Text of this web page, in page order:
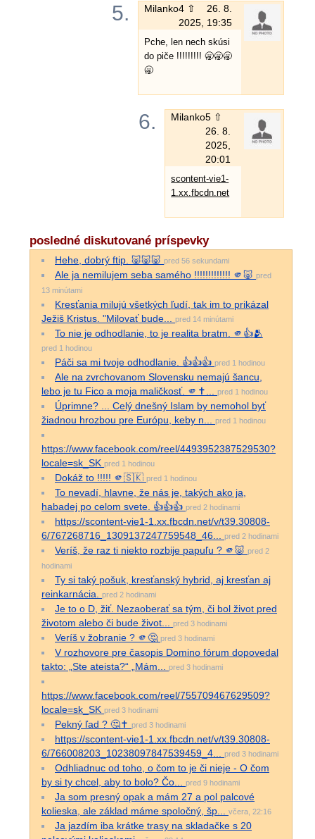
5. Milanko4 ⇧
26. 8.
2025, 19:35
Pche, len nech skúsi
do piče !!!!!!!!! 🥱🥱🥱
🥱
6. Milanko5 ⇧
26. 8.
2025,
20:01
scontent-vie1-
1.xx.fbcdn.net
posledné diskutované príspevky
Hehe, dobrý ftip. 🐷🐷🐷 pred 56 sekundami
Ale ja nemilujem seba samého !!!!!!!!!!!!! 🫵🐷 pred
13 minútami
Kresťania milujú všetkých ľudí, tak im to prikázal
Ježiš Kristus. "Milovať bude...
pred 14 minútami
To nie je odhodlanie, to je realita bratm. 🫵👍🫂
pred 1 hodinou
Páči sa mi tvoje odhodlanie. 👍👍👍 pred 1 hodinou
Ale na zvrchovanom Slovensku nemajú šancu,
lebo je tu Fico a moja maličkosť. 🫵✝...
pred 1 hodinou
Úprimne? ... Celý dnešný Islam by nemohol byť
žiadnou hrozbou pre Európu, keby n...
pred 1 hodinou
https://www.facebook.com/reel/4493952387529530?
locale=sk_SK pred 1 hodinou
Dokáž to !!!!! 🫵🇸🇰 pred 1 hodinou
To nevadí, hlavne, že nás je, takých ako ja,
habadej po celom svete. 👍👍👍 pred 2 hodinami
https://scontent-vie1-1.xx.fbcdn.net/v/t39.30808-
6/767268716_1309137247759548_46...
pred 2 hodinami
Veríš, že raz ti niekto rozbije papuľu ? 🫵🐷 pred 2
hodinami
Ty si taký pošuk, kresťanský hybrid, aj kresťan aj
reinkarnácia.
pred 2 hodinami
Je to o D, žiť. Nezaoberať sa tým, či bol život pred
životom alebo či bude život...
pred 3 hodinami
Veríš v žobranie ? 🫵🤔 pred 3 hodinami
V rozhovore pre časopis Domino fórum dopovedal
takto: „Ste ateista?“ „Mám...
pred 3 hodinami
https://www.facebook.com/reel/755709467629509?
locale=sk_SK pred 3 hodinami
Pekný ľad ? 🤔✝️ pred 3 hodinami
https://scontent-vie1-1.xx.fbcdn.net/v/t39.30808-
6/766008203_10238097847539459_4...
pred 3 hodinami
Odhliadnuc od toho, o čom to je či nieje - O čom
by si ty chcel, aby to bolo? Čo...
pred 9 hodinami
Ja som presný opak a mám 27 a pol palcové
kolieska, ale základ máme spoločný, šp...
včera, 22:16
Ja jazdím iba krátke trasy na skladačke s 20